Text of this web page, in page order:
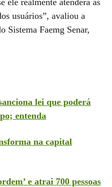
usuários”, avaliou a
Sistema Faemg Senar,
lei que poderá
entenda
na capital
e atrai 700 pessoas